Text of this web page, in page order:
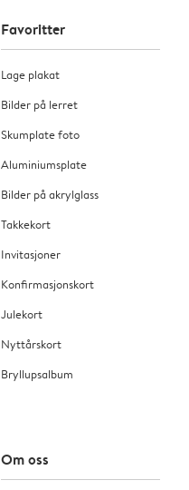
Favoritter
Lage plakat
Bilder på lerret
Skumplate foto
Aluminiumsplate
Bilder på akrylglass
Takkekort
Invitasjoner
Konfirmasjonskort
Julekort
Nyttårskort
Bryllupsalbum
Om oss